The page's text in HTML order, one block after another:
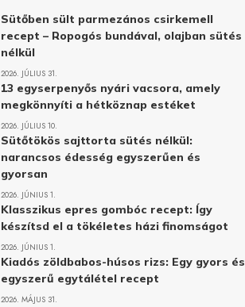
Sütőben sült parmezános csirkemell
recept – Ropogós bundával, olajban sütés
nélkül
2026. JÚLIUS 31.
13 egyserpenyős nyári vacsora, amely
megkönnyíti a hétköznap estéket
2026. JÚLIUS 10.
Sütőtökös sajttorta sütés nélkül:
narancsos édesség egyszerűen és
gyorsan
2026. JÚNIUS 1.
Klasszikus epres gombóc recept: Így
készítsd el a tökéletes házi finomságot
2026. JÚNIUS 1.
Kiadós zöldbabos-húsos rizs: Egy gyors és
egyszerű egytálétel recept
2026. MÁJUS 31.